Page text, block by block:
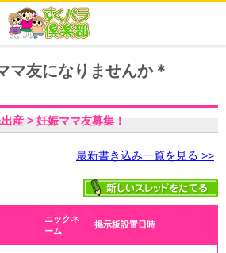
マ友になりませんか＊
最新書き込み一覧を見る >>
産 > 妊娠ママ友募集！
ニックネ
ーム
掲示板設置日時